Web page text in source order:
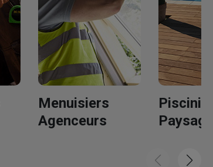
Menuisiers
Agenceurs